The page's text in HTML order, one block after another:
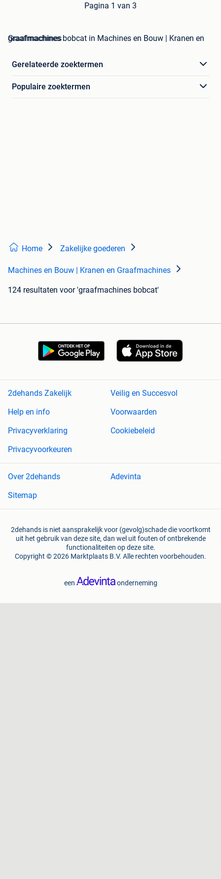
Pagina 1 van 3
graafmachines bobcat in Machines en Bouw | Kranen en Graafmachines
Gerelateerde zoektermen
Populaire zoektermen
Home Zakelijke goederen
Machines en Bouw | Kranen en Graafmachines
124 resultaten voor 'graafmachines bobcat'
2dehands Zakelijk
Veilig en Succesvol
Help en info
Voorwaarden
Privacyverklaring
Cookiebeleid
Privacyvoorkeuren
Over 2dehands
Adevinta
Sitemap
2dehands is niet aansprakelijk voor (gevolg)schade die voortkomt
uit het gebruik van deze site, dan wel uit fouten of ontbrekende
functionaliteiten op deze site.
Copyright © 2026 Marktplaats B.V. Alle rechten voorbehouden.
een onderneming